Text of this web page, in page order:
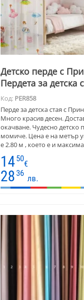
Детско перде с
Пердета за детска
Код: PER858
Перде за детска стая с
Много красив десен.
окачване. Чудесно детско
момиче. Цена е на метър
е 2.80 м , което е и
пердето .
14 50
€
28 36
лв.